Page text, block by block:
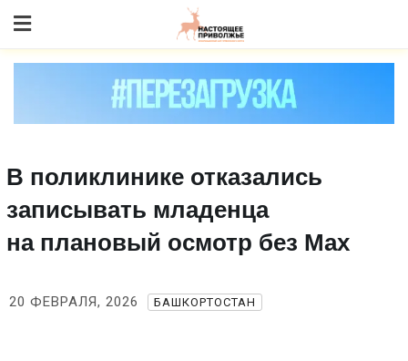
to content
В поликлинике отказались
записывать младенца
на плановый осмотр без Max
20 ФЕВРАЛЯ, 2026 БАШКОРТОСТАН